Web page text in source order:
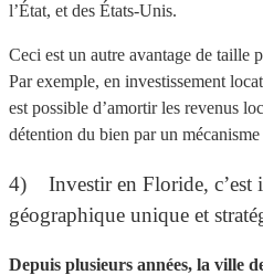
l’État, et des États-Unis.
Ceci est un autre avantage de taille
Par exemple, en investissement
est possible d’amortir les revenus
détention du bien par un
4) Investir en Floride, c’est
géographique unique et
Depuis plusieurs années, la ville